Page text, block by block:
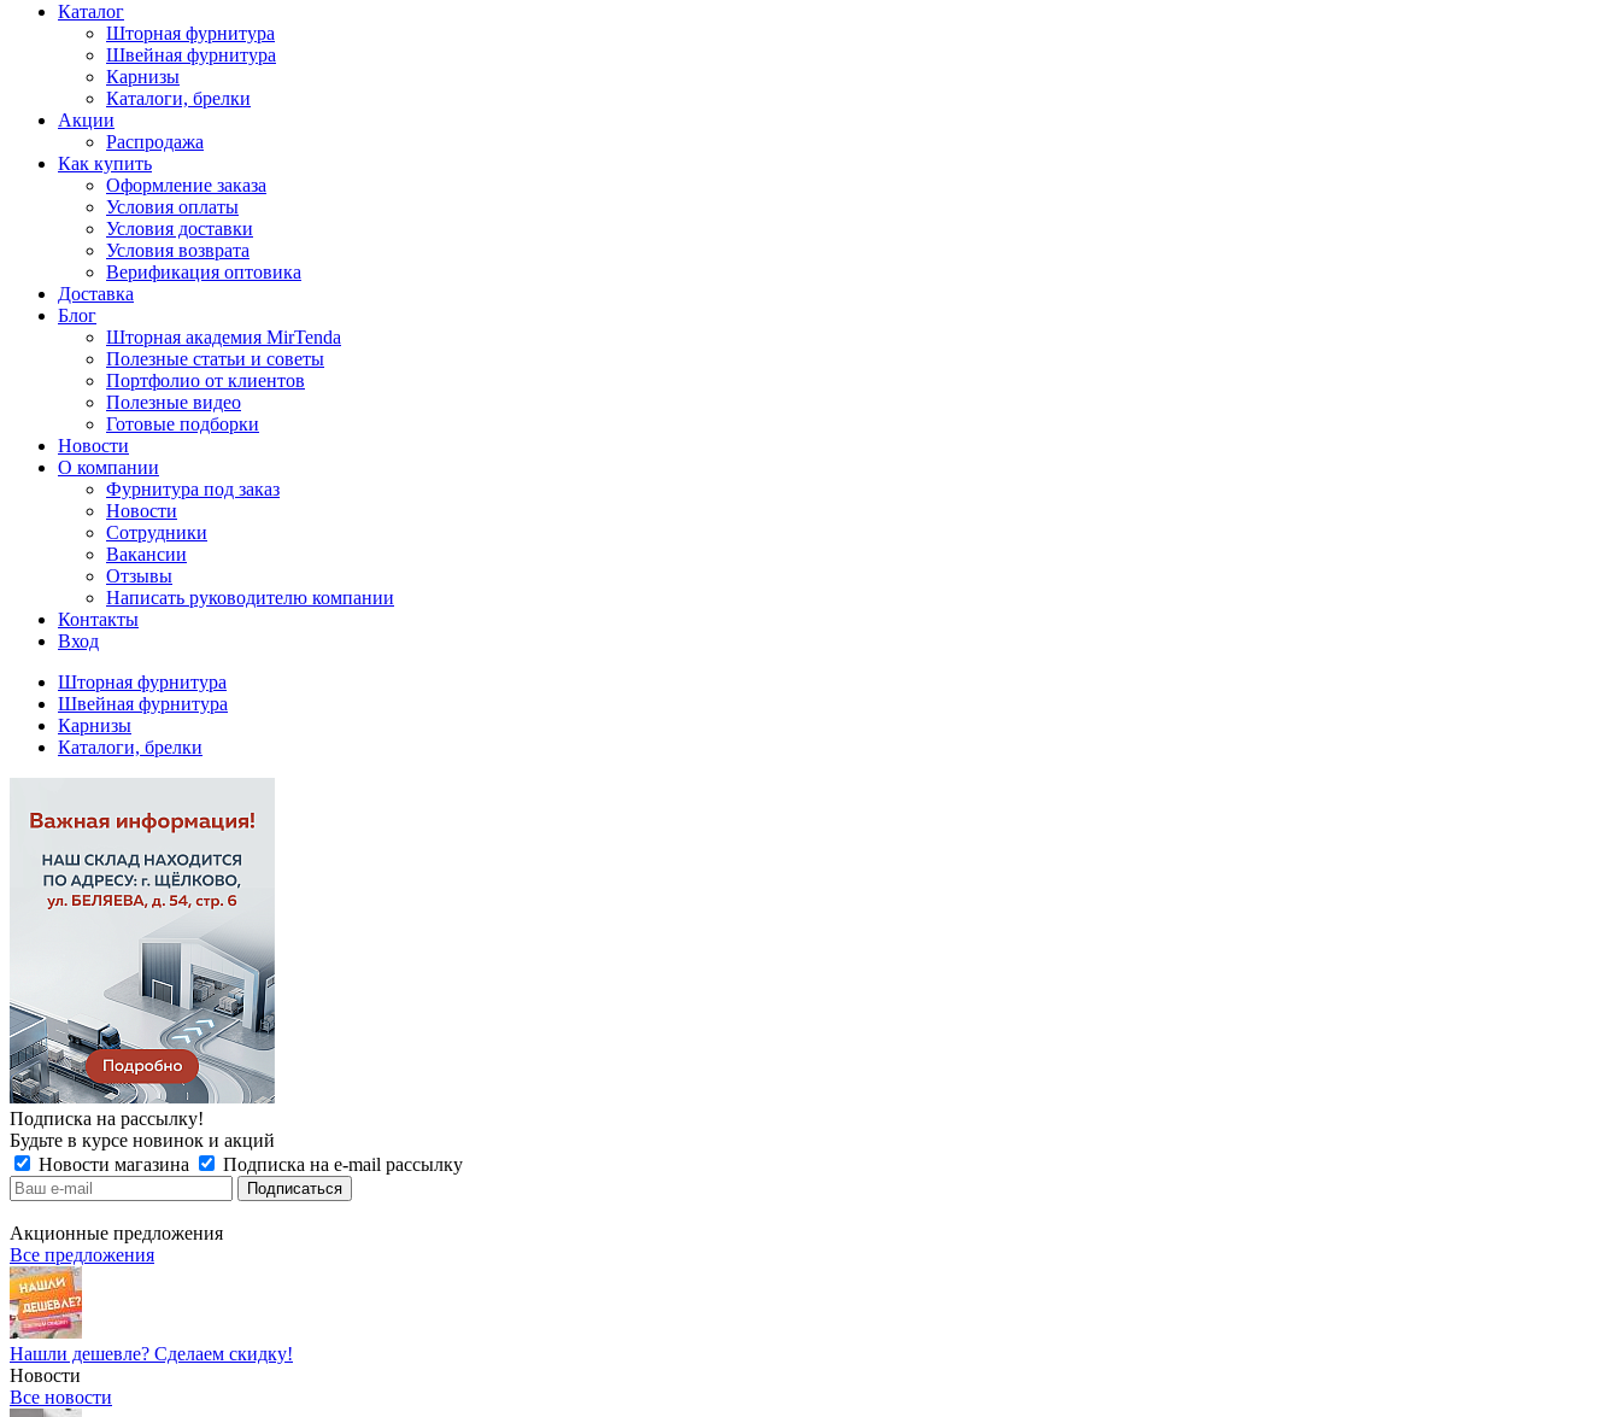
Каталог
Шторная фурнитура
Швейная фурнитура
Карнизы
Каталоги, брелки
Акции
Распродажа
Как купить
Оформление заказа
Условия оплаты
Условия доставки
Условия возврата
Верификация оптовика
Доставка
Блог
Шторная академия MirTenda
Полезные статьи и советы
Портфолио от клиентов
Полезные видео
Готовые подборки
Новости
О компании
Фурнитура под заказ
Новости
Сотрудники
Вакансии
Отзывы
Написать руководителю компании
Контакты
Вход
Шторная фурнитура
Швейная фурнитура
Карнизы
Каталоги, брелки
Подписка на рассылку!
Будьте в курсе новинок и акций
Новости магазина
Подписка на e-mail рассылку
Акционные предложения
Все предложения
Нашли дешевле? Сделаем скидку!
Новости
Все новости